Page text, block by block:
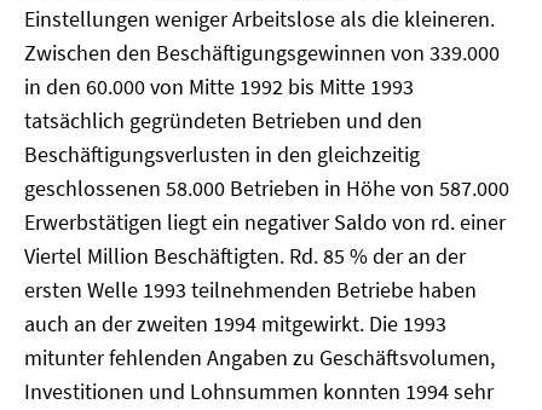
Einstellungen weniger Arbeitslose als die kleineren.
Zwischen den Beschäftigungsgewinnen von 339.000
in den 60.000 von Mitte 1992 bis Mitte 1993
tatsächlich gegründeten Betrieben und den
Beschäftigungsverlusten in den gleichzeitig
geschlossenen 58.000 Betrieben in Höhe von 587.000
Erwerbstätigen liegt ein negativer Saldo von rd. einer
Viertel Million Beschäftigten. Rd. 85 % der an der
ersten Welle 1993 teilnehmenden Betriebe haben
auch an der zweiten 1994 mitgewirkt. Die 1993
mitunter fehlenden Angaben zu Geschäftsvolumen,
Investitionen und Lohnsummen konnten 1994 sehr